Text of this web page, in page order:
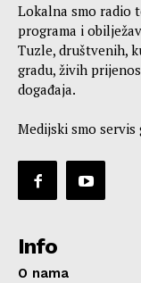
Lokalna smo radio
programa i
Tuzle, društvenih,
gradu, živih
događaja.
Medijski smo
Info
O nama